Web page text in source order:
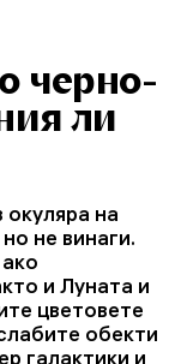
черно-
ли
на
не винаги.
и Луната и
цветовете
обекти
галактики и